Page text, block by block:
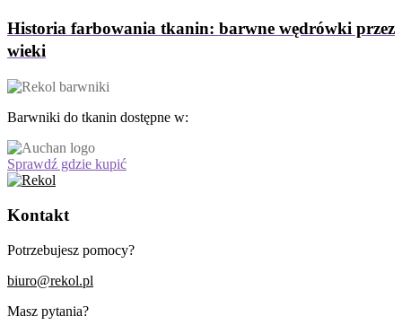
Historia farbowania tkanin: barwne wędrówki przez
wieki
Barwniki do tkanin dostępne w:
Sprawdź gdzie kupić
Kontakt
Potrzebujesz pomocy?
biuro@rekol.pl
Masz pytania?